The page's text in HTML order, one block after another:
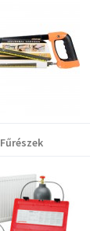
Fűrészek